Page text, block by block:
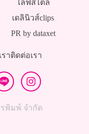
ไลฟ์สไตล์
เดลินิวส์clips
PR by dataxet
าติดต่อเรา
พิมพ์ จำกัด